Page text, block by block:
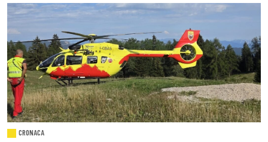
CRONACA